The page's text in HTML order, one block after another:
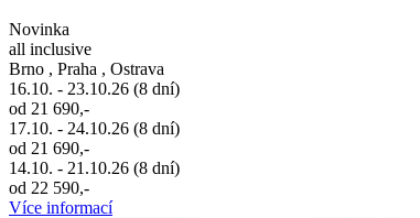
Novinka
all inclusive
Brno , Praha , Ostrava
16.10. - 23.10.26 (8 dní)
od 21 690,-
17.10. - 24.10.26 (8 dní)
od 21 690,-
14.10. - 21.10.26 (8 dní)
od 22 590,-
Více informací